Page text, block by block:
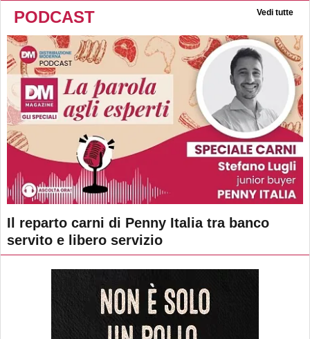
PODCAST Vedi tutte
Il reparto carni di Penny Italia tra banco
servito e libero servizio